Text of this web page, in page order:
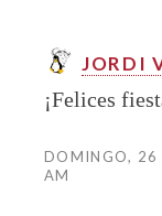
JORDI
¡Felices
DOMINGO, 26
AM